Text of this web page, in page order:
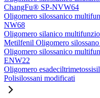
ChangFu® SP-NVW64
Oligomero silossanico
NW68
Oligomero silanico
Metilfenil Oligomero
Oligomero silossanico
ENW22
Oligomero
Polisilossani modificati